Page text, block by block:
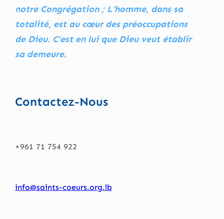
notre Congrégation ; L’homme, dans sa
totalité, est au cœur des préoccupations
de Dieu. C’est en lui que Dieu veut établir
sa demeure.
Contactez-Nous
+961 71 754 922
info@saints-coeurs.org.lb